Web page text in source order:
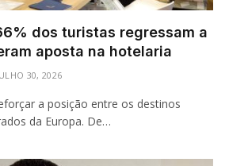
dos turistas regressam a
aposta na hotelaria
30, 2026
a posição entre os destinos
da Europa. De…